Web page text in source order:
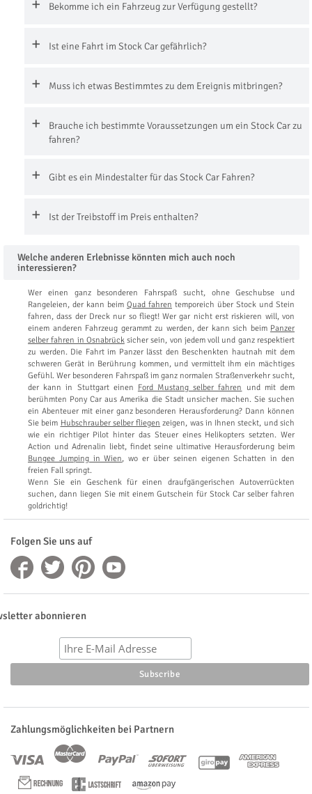
Bekomme ich ein Fahrzeug zur Verfügung gestellt?
Ist eine Fahrt im Stock Car gefährlich?
Muss ich etwas Bestimmtes zu dem Ereignis mitbringen?
Brauche ich bestimmte Voraussetzungen um ein Stock Car zu
fahren?
Gibt es ein Mindestalter für das Stock Car Fahren?
Ist der Treibstoff im Preis enthalten?
Welche anderen Erlebnisse könnten mich auch noch
interessieren?
Wer einen ganz besonderen Fahrspaß sucht, ohne Geschubse und
Rangeleien, der kann beim Quad fahren temporeich über Stock und Stein
fahren, dass der Dreck nur so fliegt! Wer gar nicht erst riskieren will, von
einem anderen Fahrzeug gerammt zu werden, der kann sich beim Panzer
selber fahren in Osnabrücksicher sein, von jedem voll und ganz respektiert
zu werden. Die Fahrt im Panzer lässt den Beschenkten hautnah mit dem
schweren Gerät in Berührung kommen, und vermittelt ihm ein mächtiges
Gefühl. Wer besonderen Fahrspaß im ganz normalen Straßenverkehr sucht,
der kann in Stuttgart einen Ford Mustang selber fahren und mit dem
berühmten Pony Car aus Amerika die Stadt unsicher machen. Sie suchen
ein Abenteuer mit einer ganz besonderen Herausforderung? Dann können
Sie beim Hubschrauber selber fliegen zeigen, was in Ihnen steckt, und sich
wie ein richtiger Pilot hinter das Steuer eines Helikopters setzten. Wer
Action und Adrenalin liebt, findet seine ultimative Herausforderung beim
Bungee Jumping in Wien, wo er über seinen eigenen Schatten in den
freien Fall springt.
Wenn Sie ein Geschenk für einen draufgängerischen Autoverrückten
suchen, dann liegen Sie mit einem Gutschein für Stock Car selber fahren
goldrichtig!
Folgen Sie uns auf
abonnieren
Zahlungsmöglichkeiten bei Partnern